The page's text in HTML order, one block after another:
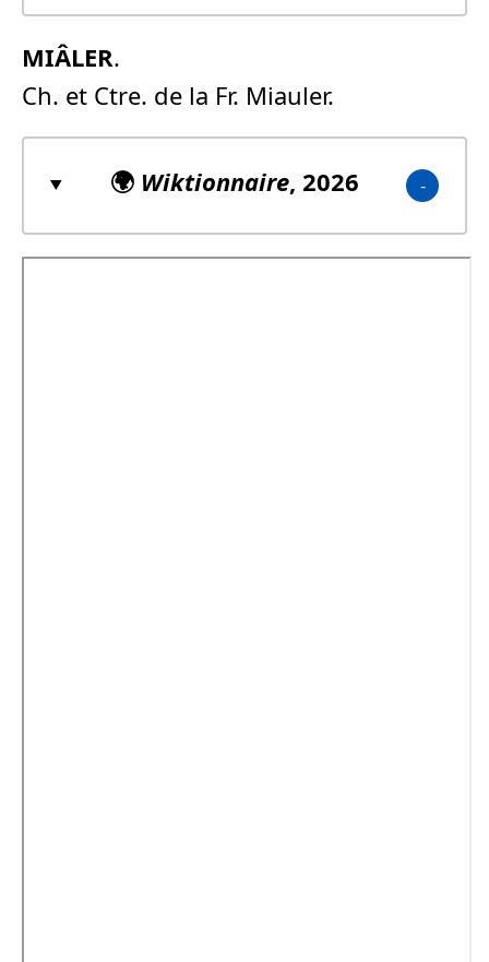
MIÂLER.
Ch. et Ctre. de la Fr. Miauler.
🌍 Wiktionnaire, 2026